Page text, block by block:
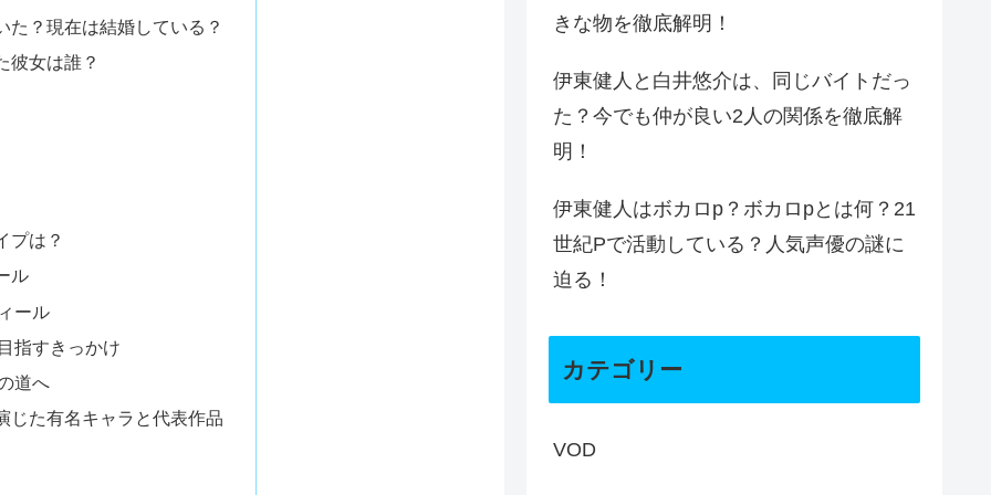
た？現在は結婚している？
彼女は誰？
プは？
ル
ール
指すきっかけ
道へ
じた有名キャラと代表作品
きな物を徹底解明！
伊東健人と白井悠介は、同じバイトだっ
た？今でも仲が良い2人の関係を徹底解
明！
伊東健人はボカロp？ボカロpとは何？21
世紀Pで活動している？人気声優の謎に
迫る！
カテゴリー
VOD